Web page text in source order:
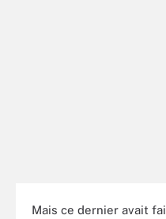
Mais ce dernier avait